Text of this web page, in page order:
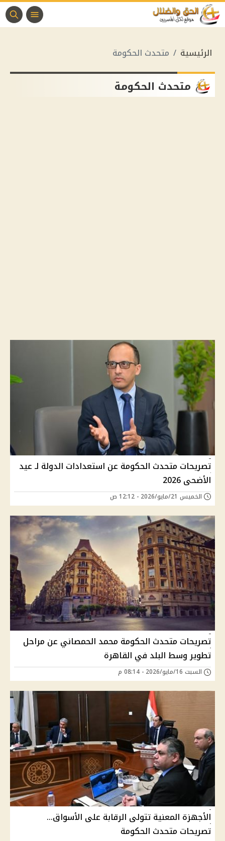
الرئيسية متحدث الحكومة
متحدث الحكومة
تصريحات متحدث الحكومة عن استعدادات الدولة لـ عيد
الأضحى 2026
الخميس 21/مايو/2026 - 12:12 ص
تصريحات متحدث الحكومة محمد الحمصاني عن مراحل
تطوير وسط البلد في القاهرة
السبت 16/مايو/2026 - 08:14 م
الأجهزة المعنية تتولى الرقابة على الأسواق…
تصريحات متحدث الحكومة